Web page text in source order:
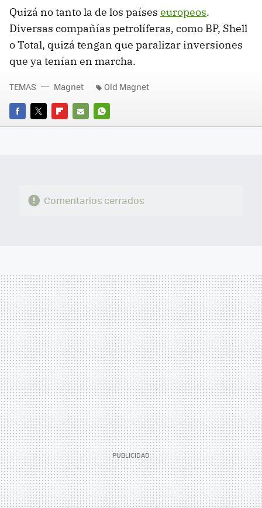
Quizá no tanto la de los países europeos.
Diversas compañías petrolíferas, como BP, Shell
o Total, quizá tengan que paralizar inversiones
que ya tenían en marcha.
FACEBOOK
TWITTERFLIPBOARD
E-
WHATSAPP
TEMAS Magnet Old Magnet
Comentarios cerrados